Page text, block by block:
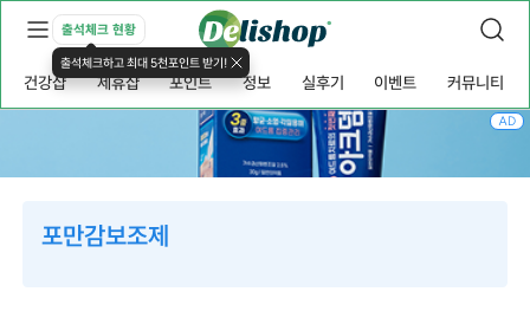
출석체크 현황
출석체크하고 최대 5천포인트 받기!
건강샵 제휴샵 포인트 정보 실후기 이벤트 커뮤니티
포만감보조제
AD